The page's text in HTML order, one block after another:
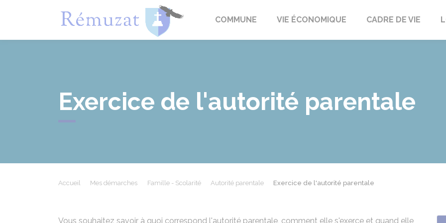
RémuzatCOMMUNE VIE ÉCONOMIQUE CADRE DE VIE
Exercice de l'autorité parentale
Accueil Mes démarches Famille - Scolarité Autorité parentale Exercice de l'autorité parentale
Vous souhaitez savoir à quoi correspond l'autorité parentale, comment elle s'exerce et quand elle